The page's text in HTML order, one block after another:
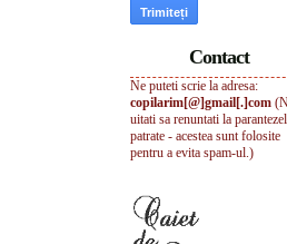
Contact
Ne puteti scrie la adresa:
copilarim[@]gmail[.]com
uitati sa renuntati la
patrate - acestea sunt folosite
pentru a evita spam-ul.)